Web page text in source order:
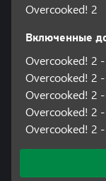
Overcooked! 2
Включенные
Overcooked! 2
Overcooked! 2
Overcooked! 2
Overcooked! 2
Overcooked! 2